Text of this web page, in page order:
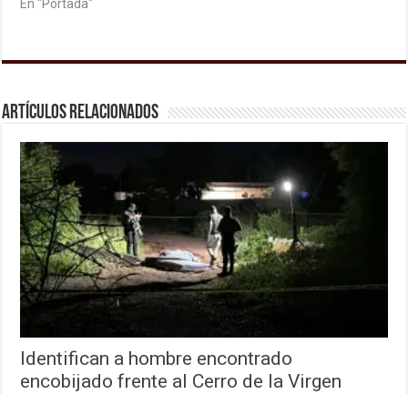
En "Portada"
Artículos relacionados
Identifican a hombre encontrado
encobijado frente al Cerro de la Virgen